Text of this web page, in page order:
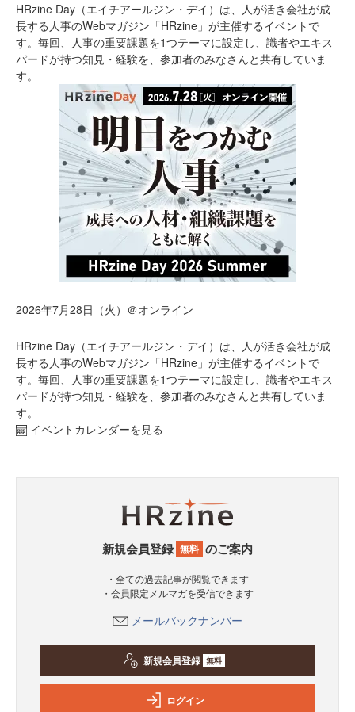
HRzine Day（エイチアールジン・デイ）は、人が活き会社が成
長する人事のWebマガジン「HRzine」が主催するイベントで
す。毎回、人事の重要課題を1つテーマに設定し、識者やエキス
パードが持つ知見・経験を、参加者のみなさんと共有していま
す。
2026年7月28日（火）＠オンライン
HRzine Day（エイチアールジン・デイ）は、人が活き会社が成
長する人事のWebマガジン「HRzine」が主催するイベントで
す。毎回、人事の重要課題を1つテーマに設定し、識者やエキス
パードが持つ知見・経験を、参加者のみなさんと共有していま
す。
イベントカレンダーを見る
新規会員登録 無料 のご案内
・全ての過去記事が閲覧できます
・会員限定メルマガを受信できます
メールバックナンバー
新規会員登録 無料
ログイン